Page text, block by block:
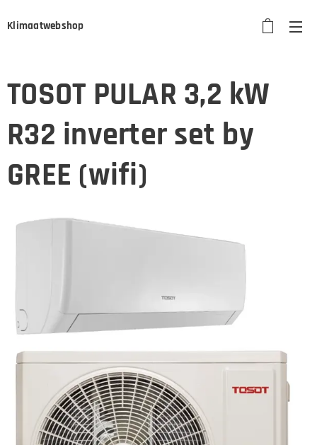
Klimaatwebshop
TOSOT PULAR 3,2 kW
R32 inverter set by
GREE (wifi)